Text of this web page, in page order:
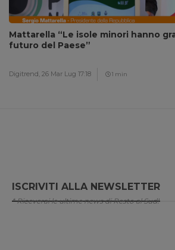
Mattarella “Le isole minori hanno
futuro del Paese”
Digitrend, 26 Mar Lug 17:18 1 min
ISCRIVITI ALLA NEWSLETTER
* Riceverai le ultime news di Resto al Sud!